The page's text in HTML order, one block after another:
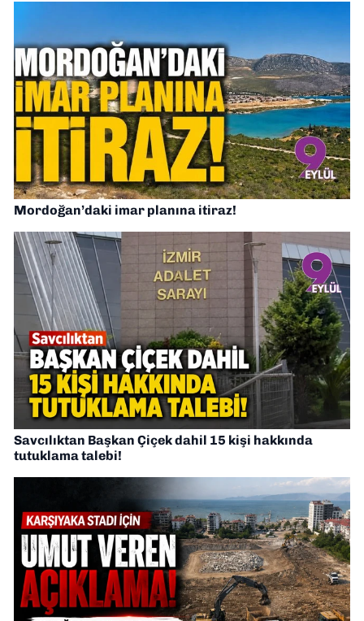
Mordoğan’daki imar planına itiraz!
Savcılıktan Başkan Çiçek dahil 15 kişi hakkında
tutuklama talebi!